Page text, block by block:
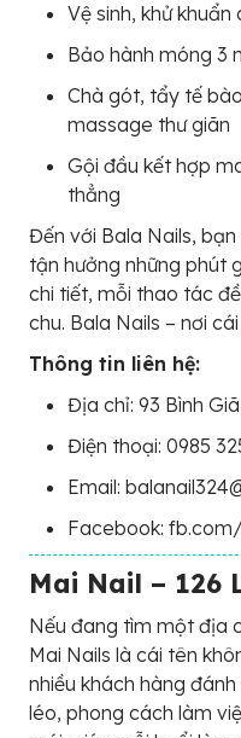
Vệ sinh, khử
Bảo hành móng 3
Chà gót, tẩy tế
massage thư giãn
Gội đầu kết hợp
thẳng
Đến với Bala Nails,
tận hưởng những phút
chi tiết, mỗi thao tác
chu. Bala Nails – nơi
Thông tin liên hệ:
Địa chỉ: 93 Bình
Điện thoại: 0985
Email:
Facebook:
Mai Nail – 126
Nếu đang tìm một địa
Mai Nails là cái tên
nhiều khách hàng
léo, phong cách làm